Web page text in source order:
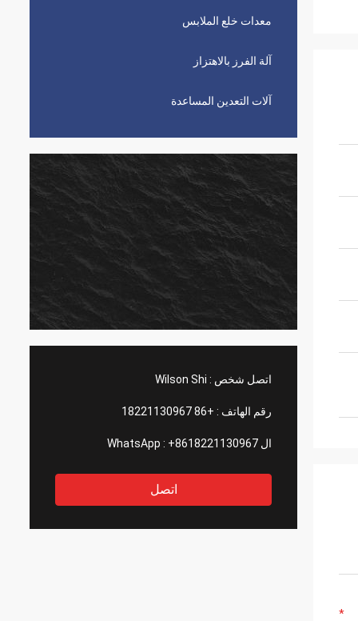
معدات خلع الملابس
آلة الفرز بالاهتزاز
آلات التعدين المساعدة
اتصل شخص : Wilson Shi
رقم الهاتف : +86 18221130967
ال WhatsApp : +8618221130967
اتصل